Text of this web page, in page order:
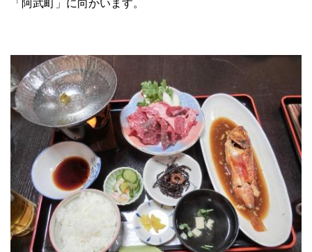
「阿武町」に向かいます。